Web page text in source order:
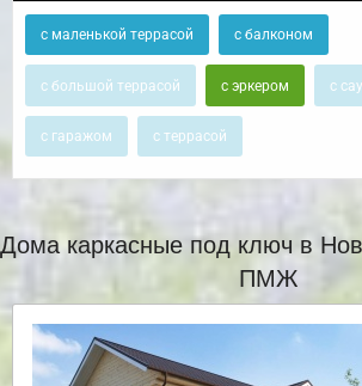
с маленькой террасой с балконом
с большой террасой с эркером с
с гаражом с террасой
Дома каркасные под ключ в
ПМЖ